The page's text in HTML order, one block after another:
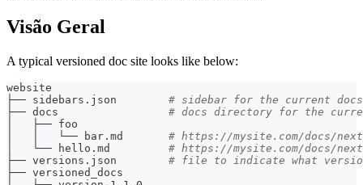
Visão Geral
A typical versioned doc site looks like below:
website
├── sidebars.json # sidebar for the current
├── docs # docs directory for the
│   ├── foo
│   │   └── bar.md # https://mysite.com/docs/
│   └── hello.md # https://mysite.com/docs/
├── versions.json # file to indicate what
├── versioned_docs